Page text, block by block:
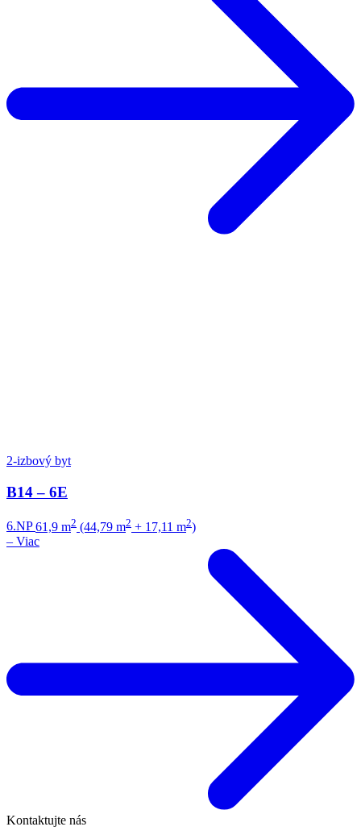
2-izbový byt
B14 – 6E
6.NP 61,9 m2 (44,79 m2 + 17,11 m2)
– Viac
Kontaktujte nás